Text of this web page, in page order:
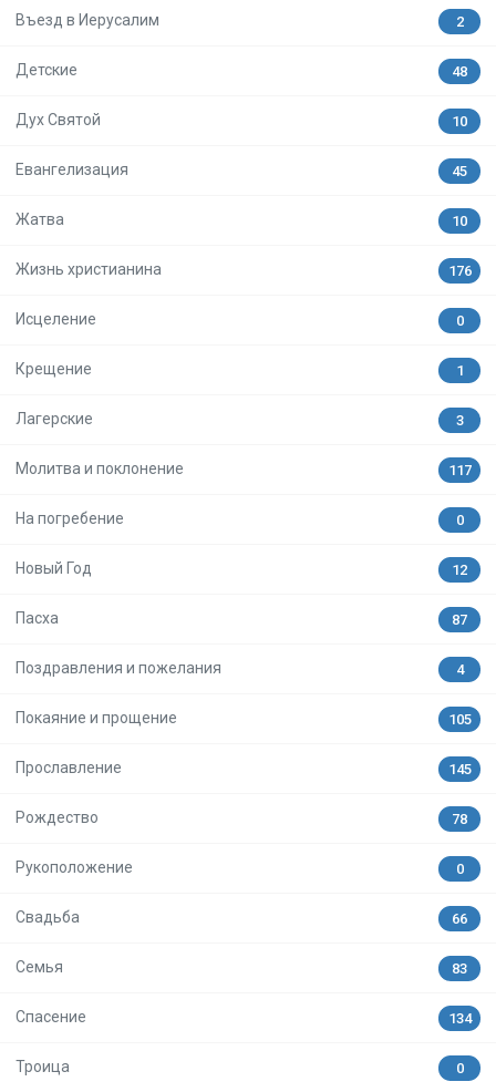
Въезд в Иерусалим 2
Детские 48
Дух Святой 10
Евангелизация 45
Жатва 10
Жизнь христианина 176
Исцеление 0
Крещение 1
Лагерские 3
Молитва и поклонение 117
На погребение 0
Новый Год 12
Пасха 87
Поздравления и пожелания 4
Покаяние и прощение 105
Прославление 145
Рождество 78
Рукоположение 0
Свадьба 66
Семья 83
Спасение 134
Троица 0